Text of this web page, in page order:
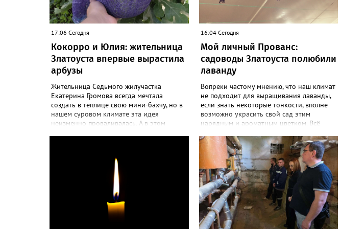
17:06 Сегодня
Кокорро и Юлия: жительница
Златоуста впервые вырастила
арбузы
Жительница Седьмого жилучастка
Екатерина Громова всегда мечтала
создать в теплице свою мини-бахчу, но в
нашем суровом климате эта идея
неизменно проваливалась. А в этом
полакомиться пусть маленьким, но своим
арбузиком, всё мимо: вырастали до
размера бобов и отваливались, -
поделилась со «Златоуст.инфо» садовод.
– В этом году посадила сорт так
называемых северных арбузов – «Юлия»,
а также «Коккоро» (он жёлтый и, говорят,
16:04 Сегодня
Мой личный Прованс:
садоводы Златоуста полюбили
лаванду
Вопреки частому мнению, что наш климат
не подходит для выращивания лаванды,
если знать некоторые тонкости, вполне
возможно украсить свой сад этим
нарядным и ароматным цветком. Всё
разводить лаванду за её особую эстетику
и дивный запах. «Златоуст.инфо» узнал
об успешном опыте местных дачниц. «Я
вырастила лаванду нежно-сиреневого
красивого цвета из семян (на фото), -
отметила «Златоуст.инфо» хозяйка
частного дома Екатерина Бойко. –
Посадила вдоль забора, потому что
низины этот цветок не любит. Вот уже
второй год растет и радует меня. Соседи